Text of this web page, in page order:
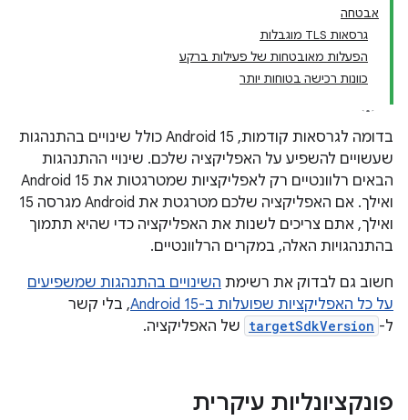
אבטחה
גרסאות TLS מוגבלות
הפעלות מאובטחות של פעילות ברקע
כוונות רכישה בטוחות יותר
בדומה לגרסאות קודמות, Android 15 כולל שינויים בהתנהגות
שעשויים להשפיע על האפליקציה שלכם. שינויי ההתנהגות
הבאים רלוונטיים רק לאפליקציות שמטרגטות את Android 15
ואילך. אם האפליקציה שלכם מטרגטת את Android מגרסה 15
ואילך, אתם צריכים לשנות את האפליקציה כדי שהיא תתמוך
בהתנהגויות האלה, במקרים הרלוונטיים.
חשוב גם לבדוק את רשימת השינויים בהתנהגות שמשפיעים
על כל האפליקציות שפועלות ב-Android 15
, בלי קשר
ל- targetSdkVersion של האפליקציה.
פונקציונליות עיקרית